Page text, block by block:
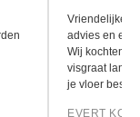
Vriendelijke
advies en
Wij kochten
visgraat
je vloer
EVERT KOK